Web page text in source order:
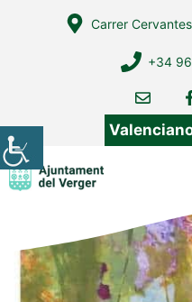
Carrer
+34